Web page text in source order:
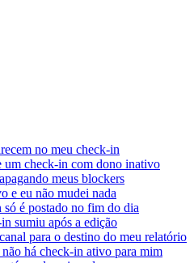
no meu check-in
um check-in com dono inativo
meus blockers
e eu não mudei nada
é postado no fim do dia
sumiu após a edição
para o destino do meu relatório
há check-in ativo para mim